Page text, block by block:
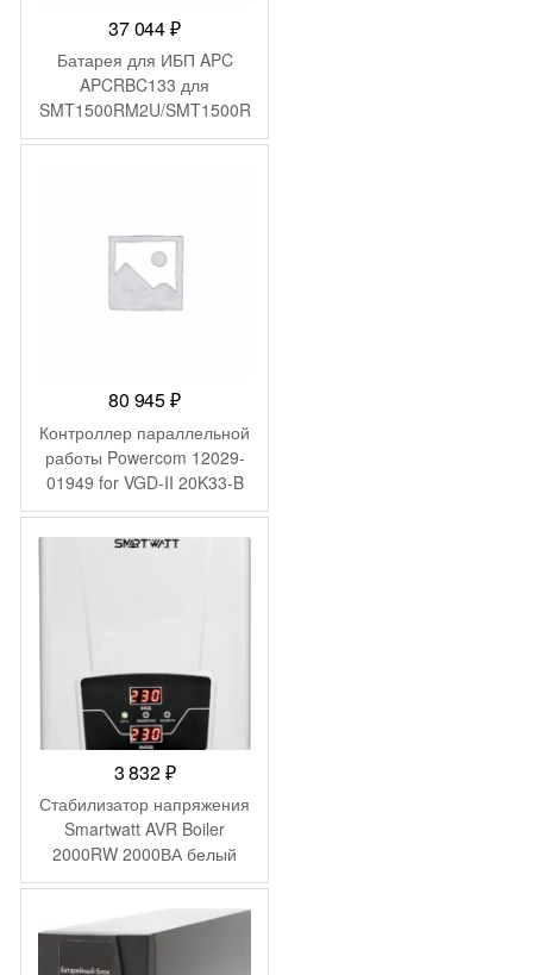
37 044₽
Батарея для ИБП APC
APCRBC133 для
SMT1500RM2U/SMT1500R
M2UTW/SMT1500RMI2U/S
80 945₽
Контроллер параллельной
работы Powercom 12029-
01949 for VGD-II 20K33-B
Hot swap battery
3 832₽
Стабилизатор напряжения
Smartwatt AVR Boiler
2000RW 2000ВА белый